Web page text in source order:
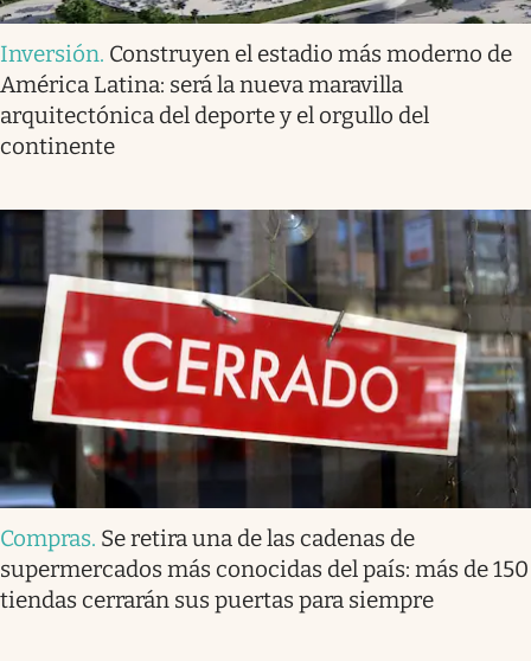
Inversión. Construyen el estadio más moderno de
América Latina: será la nueva maravilla
arquitectónica del deporte y el orgullo del
continente
Compras. Se retira una de las cadenas de
supermercados más conocidas del país: más de 150
tiendas cerrarán sus puertas para siempre